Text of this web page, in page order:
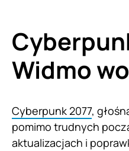
Widmo
Cyberpunk 2077,
pomimo trudnych
aktualizacjach i